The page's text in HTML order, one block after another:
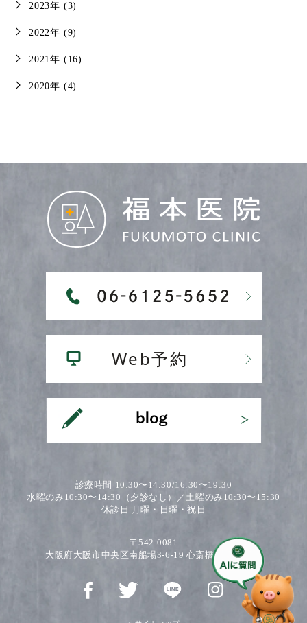
2023年 (3)
2022年 (9)
2021年 (16)
2020年 (4)
診療時間 10:30〜14:30/16:30〜19:30
水曜のみ10:30〜14:30（夕診なし）／土曜のみ10:30〜15:30
休診日 月曜・日曜・祝日
〒542-0081
大阪府大阪市中央区南船場3-6-19 心斎橋ワダビル2F